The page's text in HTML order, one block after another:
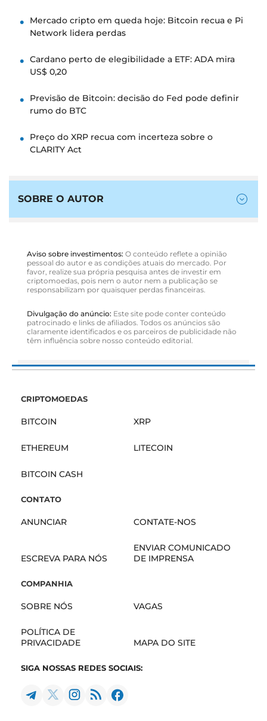
Mercado cripto em queda hoje: Bitcoin recua e Pi
Network lidera perdas
Cardano perto de elegibilidade a ETF: ADA mira
US$ 0,20
Previsão de Bitcoin: decisão do Fed pode definir
rumo do BTC
Preço do XRP recua com incerteza sobre o
CLARITY Act
SOBRE O AUTOR
Aviso sobre investimentos: O conteúdo reflete a opinião
pessoal do autor e as condições atuais do mercado. Por
favor, realize sua própria pesquisa antes de investir em
criptomoedas, pois nem o autor nem a publicação se
responsabilizam por quaisquer perdas financeiras.
Divulgação do anúncio: Este site pode conter conteúdo
patrocinado e links de afiliados. Todos os anúncios são
claramente identificados e os parceiros de publicidade não
têm influência sobre nosso conteúdo editorial.
CRIPTOMOEDAS
BITCOIN XRP
ETHEREUM LITECOIN
BITCOIN CASH
CONTATO
ANUNCIAR CONTATE-NOS
ESCREVA PARA NÓS
ENVIAR COMUNICADO
DE IMPRENSA
COMPANHIA
SOBRE NÓS VAGAS
POLÍTICA DE
PRIVACIDADE
MAPA DO SITE
SIGA NOSSAS REDES SOCIAIS: